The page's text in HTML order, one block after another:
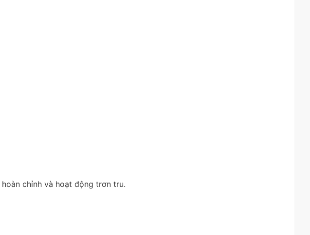
hoàn chỉnh và hoạt động trơn tru.